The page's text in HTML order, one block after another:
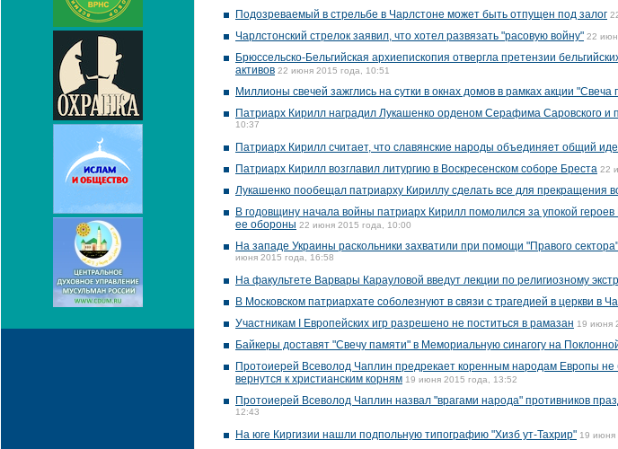
Подозреваемый в стрельбе в Чарлстоне может быть отпущен под залог
Чарлстонский стрелок заявил, что хотел развязать "расовую войну" 22
Брюссельско-Бельгийская архиепископия отвергла претензии
активов 22 июня 2015 года, 10:51
Миллионы свечей зажглись на сутки в окнах домов в рамках акции "Свеча
Патриарх Кирилл наградил Лукашенко орденом Серафима Саровского и
10:37
Патриарх Кирилл считает, что славянские народы объединяет общий
Патриарх Кирилл возглавил литургию в Воскресенском соборе Бреста 22
Лукашенко пообещал патриарху Кириллу сделать все для прекращения
В годовщину начала войны патриарх Кирилл помолился за упокой
ее обороны 22 июня 2015 года, 10:00
На западе Украины раскольники захватили при помощи "Правого
июня 2015 года, 16:58
На факультете Варвары Карауловой введут лекции по религиозному
В Московском патриархате соболезнуют в связи с трагедией в церкви в
Участникам I Европейских игр разрешено не поститься в рамазан 19 июня
Байкеры доставят "Свечу памяти" в Мемориальную синагогу на
Протоиерей Всеволод Чаплин предрекает коренным народам Европы не
вернутся к христианским корням 19 июня 2015 года, 13:52
Протоиерей Всеволод Чаплин назвал "врагами народа" противников
12:43
На юге Киргизии нашли подпольную типографию "Хизб ут-Тахрир" 19 июня